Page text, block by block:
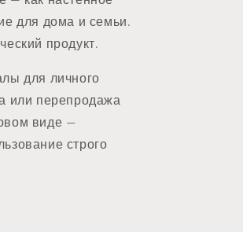
для дома и семьи.
продукт.
для личного
или перепродажа
виде —
строго